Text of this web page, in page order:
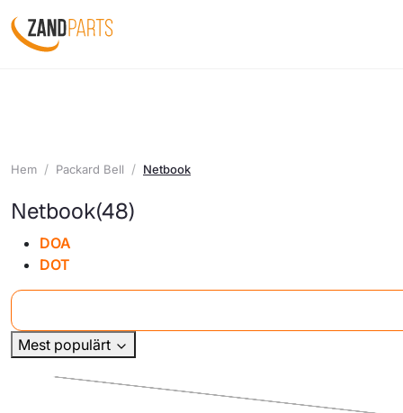
Hem Packard Bell Netbook
Netbook(48)
DOA
DOT
Mest populärt